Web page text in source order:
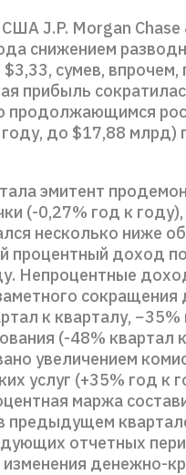
J.P. Morgan Chase
снижением
сумев, впрочем,
прибыль
продолжающимся
до $17,88 млрд)
эмитент
(-0,27% год к
несколько ниже
процентный доход
Непроцентные
к кварталу, −35%
(-48% квартал
увеличением
услуг (+35% год к
маржа
предыдущем
отчетных
денежно-